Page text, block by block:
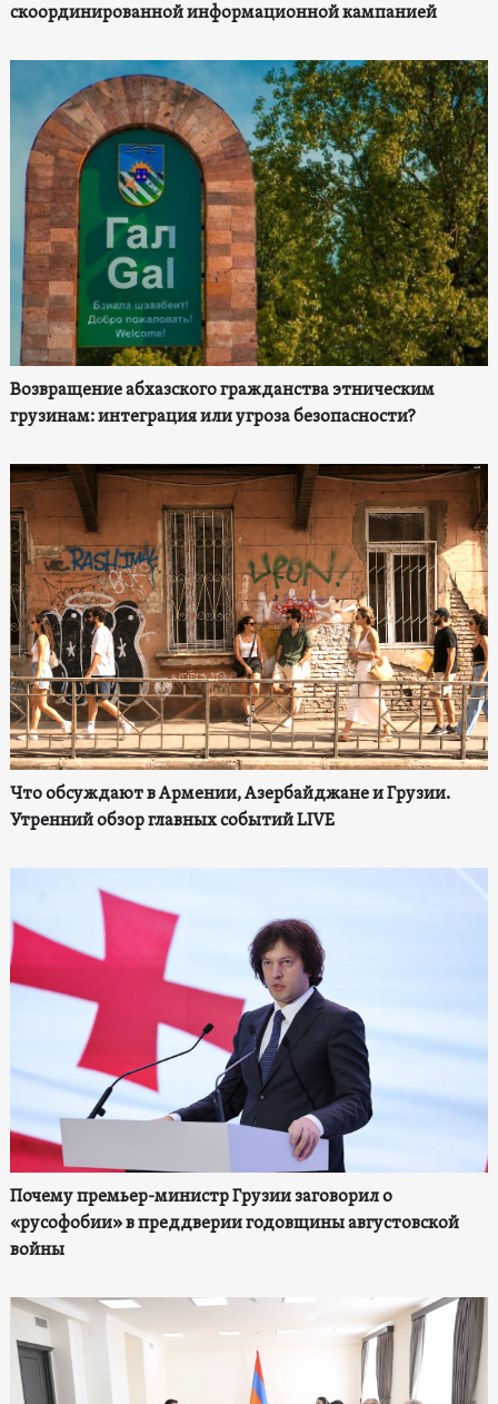
скоординированной информационной кампанией
Возвращение абхазского гражданства этническим
грузинам: интеграция или угроза безопасности?
Что обсуждают в Армении, Азербайджане и Грузии.
Утренний обзор главных событий LIVE
Почему премьер-министр Грузии заговорил о
«русофобии» в преддверии годовщины августовской
войны